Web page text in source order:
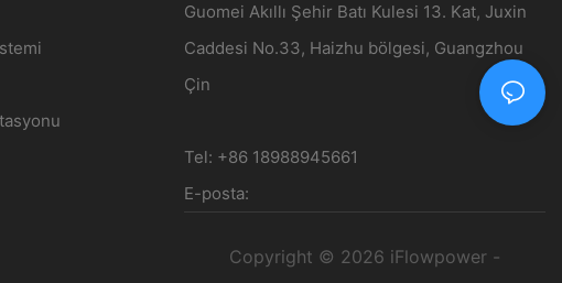
Guomei Akıllı Şehir Batı Kulesi 13. Kat, Juxin
Caddesi No.33, Haizhu bölgesi, Guangzhou
Çin
Tel: +86 18988945661
E-posta:
Copyright © 2026 iFlowpower -